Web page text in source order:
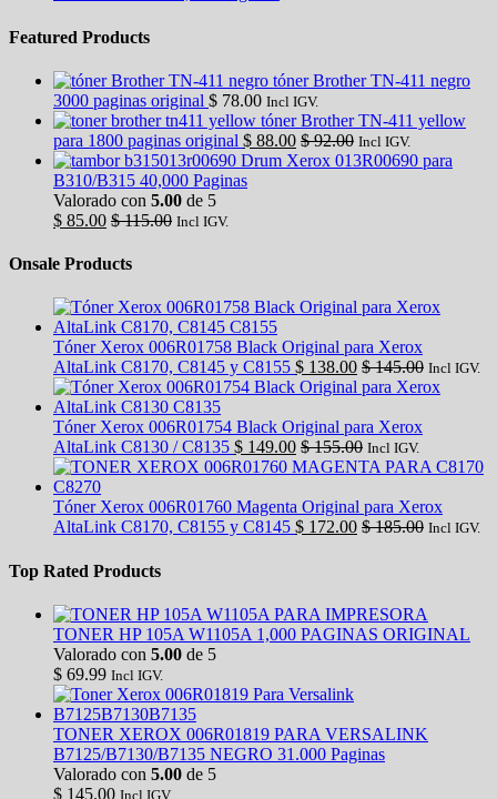
Featured Products
tóner Brother TN-411 negro
3000 paginas original $ 78.00 Incl IGV.
tóner Brother TN-411 yellow
para 1800 paginas original $ 88.00 $92.00 Incl IGV.
Drum Xerox 013R00690 para
B310/B315 40,000 Paginas
Valorado con 5.00 de 5
$ 85.00 $115.00 Incl IGV.
Onsale Products
Tóner Xerox 006R01758 Black Original para Xerox
AltaLink C8170, C8145 y C8155 $ 138.00 $145.00 Incl IGV.
Tóner Xerox 006R01754 Black Original para Xerox
AltaLink C8130 / C8135 $ 149.00 $155.00 Incl IGV.
Tóner Xerox 006R01760 Magenta Original para Xerox
AltaLink C8170, C8155 y C8145 $ 172.00 $185.00 Incl IGV.
Top Rated Products
TONER HP 105A W1105A 1,000 PAGINAS ORIGINAL
Valorado con 5.00 de 5
$ 69.99 Incl IGV.
TONER XEROX 006R01819 PARA VERSALINK
B7125/B7130/B7135 NEGRO 31.000 Paginas
Valorado con 5.00 de 5
$ 145.00 Incl IGV.